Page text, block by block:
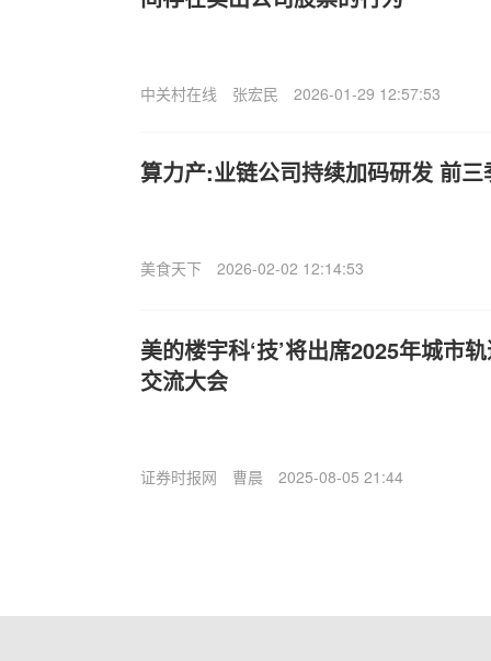
中关村在线 张宏民 2026-01-29 12:57:53
算力产:业链公司持续加码研发 前
美食天下 2026-02-02 12:14:53
美的楼宇科‘技’将出席2025年城市
交流大会
证券时报网 曹晨 2025-08-05 21:44